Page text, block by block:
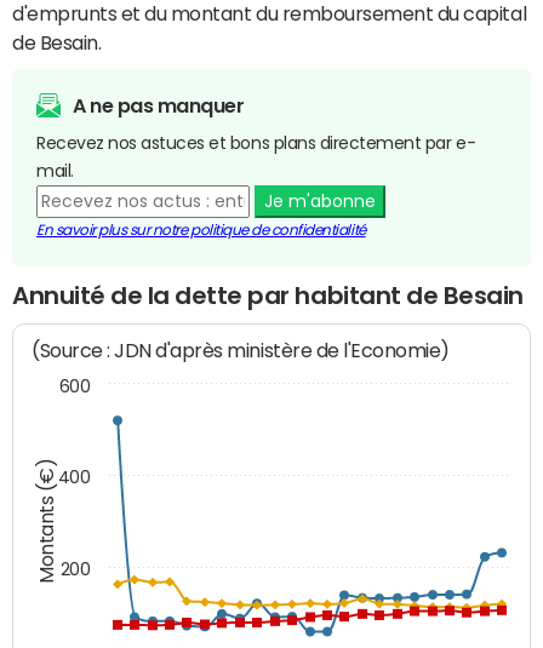
d'emprunts et du montant du remboursement du capital
de Besain.
A ne pas manquer
Recevez nos astuces et bons plans directement par e-
mail.
Je m'abonne
En savoir plus sur notre politique de confidentialité
Annuité de la dette par habitant de Besain
Montants (€)
(Source : JDN d'après ministère de l'Economie)
200
400
600